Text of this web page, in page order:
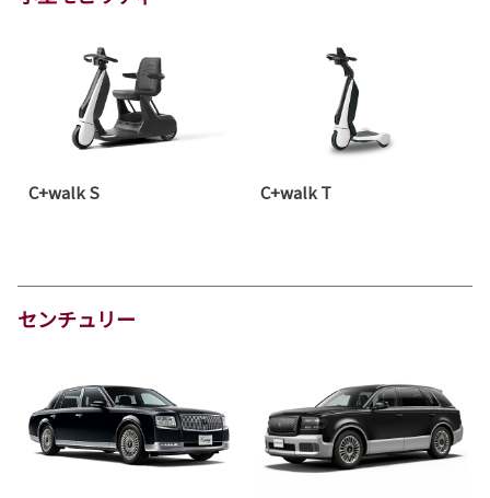
C+walk S C+walk T
センチュリー